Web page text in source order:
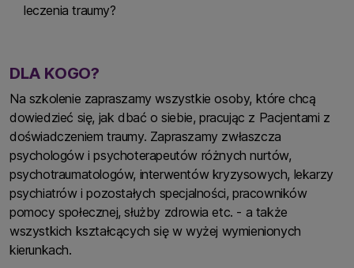
leczenia traumy?
DLA KOGO?
Na szkolenie zapraszamy wszystkie osoby, które chcą
dowiedzieć się, jak dbać o siebie, pracując z Pacjentami z
doświadczeniem traumy. Zapraszamy zwłaszcza
psychologów i psychoterapeutów różnych nurtów,
psychotraumatologów, interwentów kryzysowych, lekarzy
psychiatrów i pozostałych specjalności, pracowników
pomocy społecznej, służby zdrowia etc. - a także
wszystkich kształcących się w wyżej wymienionych
kierunkach.